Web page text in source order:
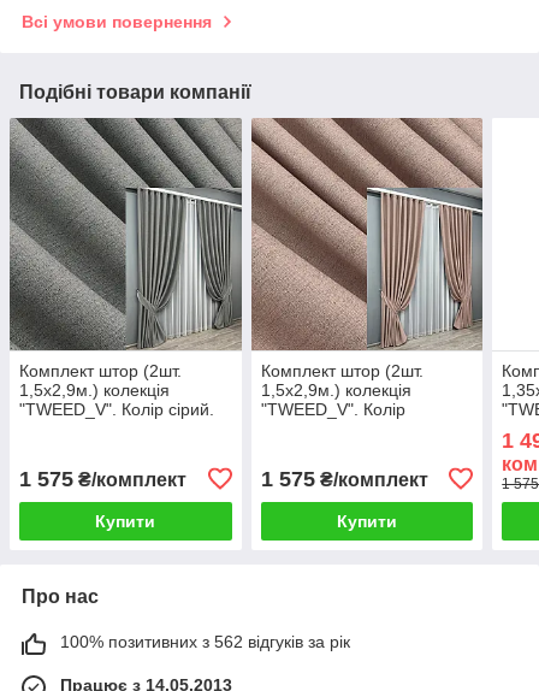
Всі умови повернення
Подібні товари компанії
Комплект штор (2шт.
1,5х2,9м.) колекція
"TWEED_V". Колір сірий.
1 575 ₴/комплект
Купити
Комплект штор (2шт.
1,5х2,9м.) колекція
"TWEED_V". Колір
1 575₴/комплект
Купити
1
1
Про нас
100% позитивних з 562 відгуків за рік
Працює з 14.05.2013